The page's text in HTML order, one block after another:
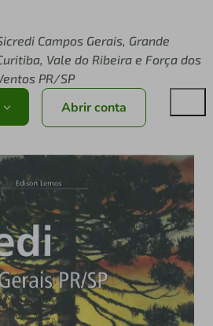
Campos Gerais, Grande
Vale do Ribeira e Força dos
PR/SP
Abrir conta